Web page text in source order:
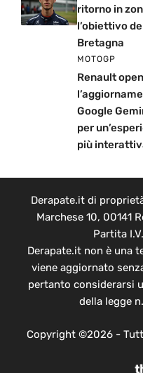
ritorno in
l’obiettivo
Bretagna
MOTOGP
Renault
Google
per
più
Derapate.it di
Marchese 10, 00141
Partita
Derapate.it non è una
viene aggiornato
pertanto considerarsi
della legge
Copyright ©2026 -